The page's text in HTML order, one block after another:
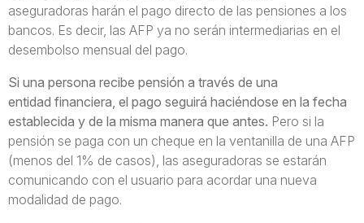
aseguradoras harán el pago directo de las pensiones a los
bancos. Es decir, las AFP ya no serán intermediarias en el
desembolso mensual del pago.
Si una persona recibe pensión a través de una
entidad financiera, el pago seguirá haciéndose en la fecha
establecida y de la misma manera que antes. Pero si la
pensión se paga con un cheque en la ventanilla de una AFP
(menos del 1% de casos), las aseguradoras se estarán
comunicando con el usuario para acordar una nueva
modalidad de pago.